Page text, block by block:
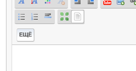
ЕЩЁ